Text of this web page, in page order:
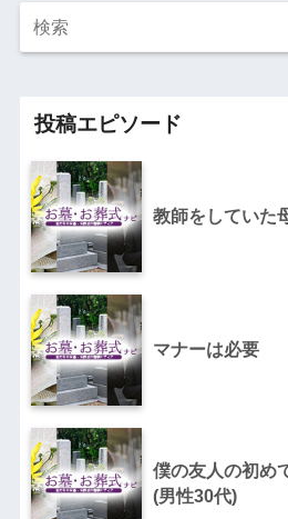
投稿エピソード
教師をしていた
マナーは必要
僕の友人の初め
(男性30代)